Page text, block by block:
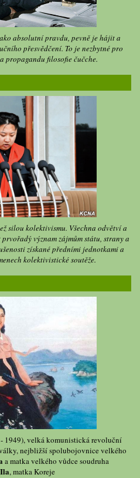
absolutní pravdu, pevně je hájit a
přesvědčení. To je nezbytné pro
propagandu filosofie čučche.
silou kolektivismu. Všechna odvětví a
význam zájmům státu, strany a
získané předními jednotkami a
kolektivistické soutěže.
1949), velká komunistická revoluční
nejbližší spolubojovnice velkého
a matka velkého vůdce soudruha
, matka Koreje